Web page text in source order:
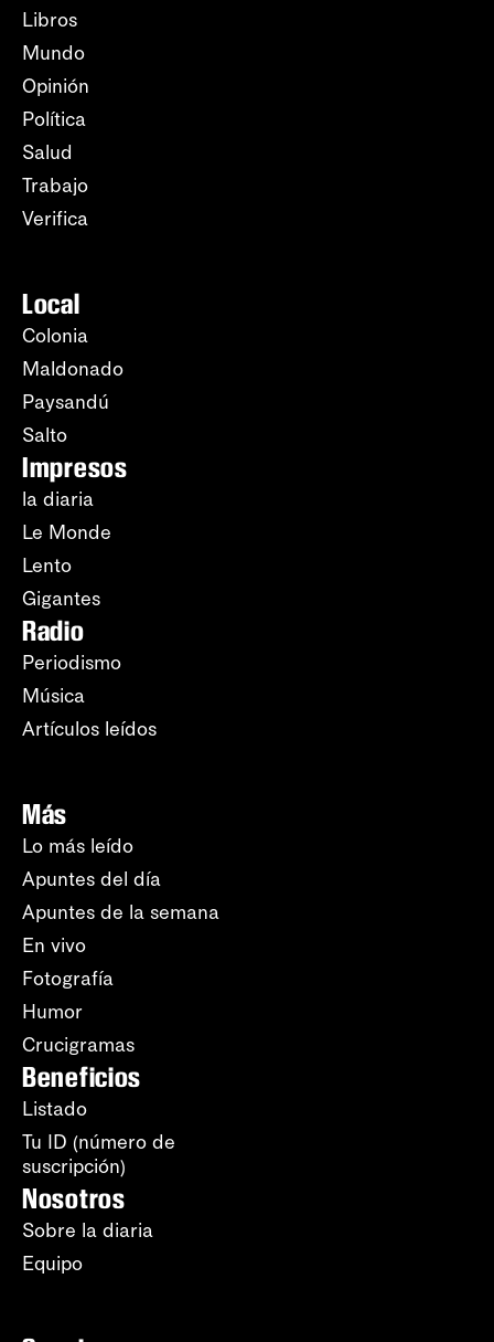
Libros
Mundo
Opinión
Política
Salud
Trabajo
Verifica
Local
Colonia
Maldonado
Paysandú
Salto
Impresos
la diaria
Le Monde
Lento
Gigantes
Radio
Periodismo
Música
Artículos leídos
Más
Lo más leído
Apuntes del día
Apuntes de la semana
En vivo
Fotografía
Humor
Crucigramas
Beneficios
Listado
Tu ID (número de
suscripción)
Nosotros
Sobre la diaria
Equipo